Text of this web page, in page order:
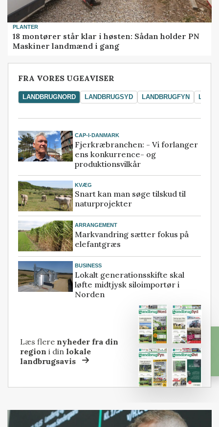
PLANTER
18 montører står klar i høsten: Sådan holder PN
Maskiner landmænd i gang
FRA VORES UGEAVISER
LANDBRUGNORD LANDBRUGSYD LANDBRUGFYN
CAP-I-DANMARK
Fjerkræbranchen: - Vi forlanger
ens konkurrence- og
produktionsvilkår
KVÆG
Snart kan man søge tilskud til
naturprojekter
ARRANGEMENT
Markvandring sætter fokus på
elefantgræs
BUSINESS
Lokalt generationsskifte skal
løfte midtjysk siloimportør i
Norden
Læs flere nyheder fra din
region i dinlokale
landbrugsavis